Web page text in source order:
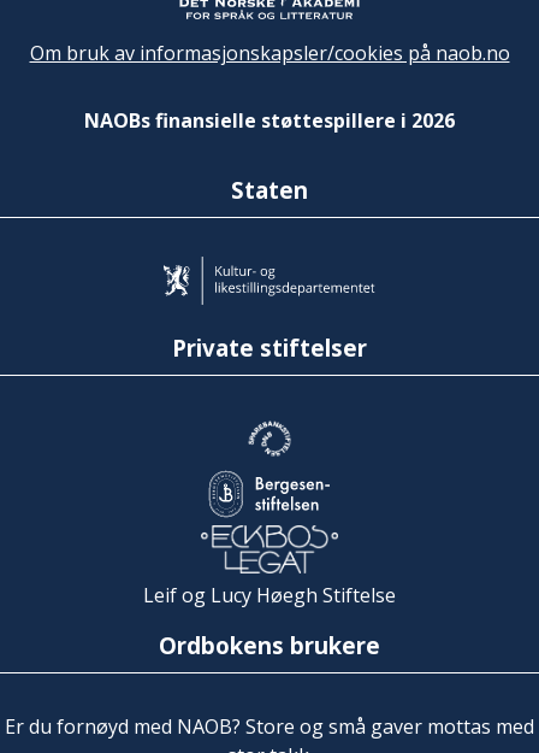
Om bruk av informasjonskapsler/cookies på naob.no
NAOBs finansielle støttespillere i 2026
Staten
Private stiftelser
Leif og Lucy Høegh Stiftelse
Ordbokens brukere
Er du fornøyd med NAOB? Store og små gaver mottas med